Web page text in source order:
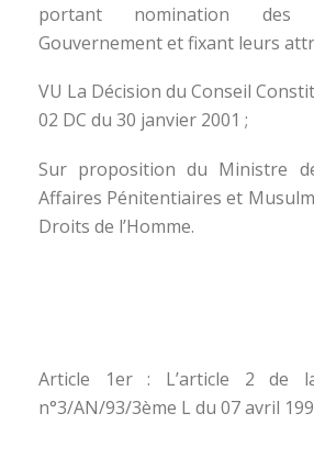
portant nomination des
Gouvernement et fixant leurs
VU La Décision du Conseil
02 DC du 30 janvier 2001 ;
Sur proposition du Ministre
Affaires Pénitentiaires et
Droits de l’Homme.
Article 1er : L’article 2 de
n°3/AN/93/3ème L du 07 avril